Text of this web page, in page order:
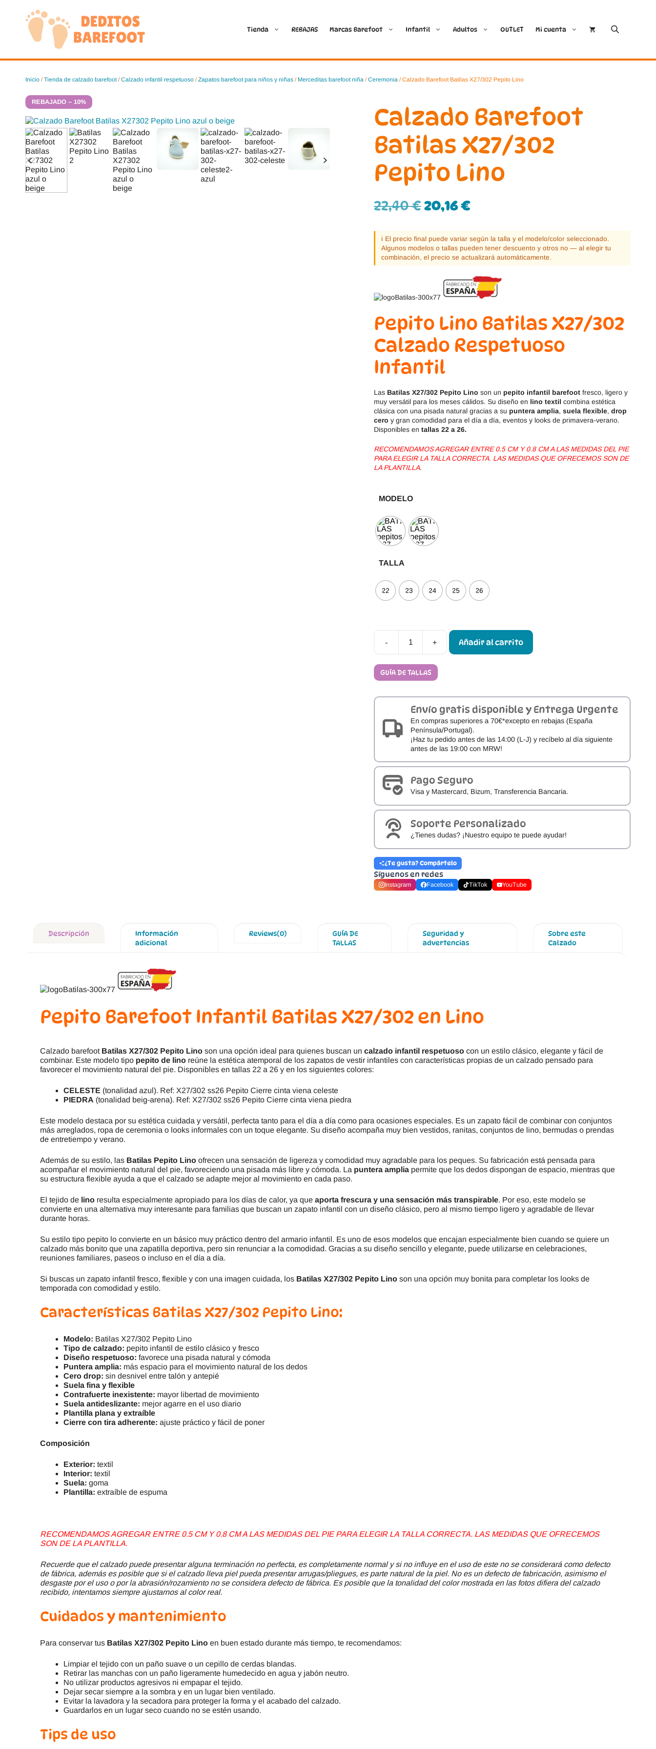
contenido
Tienda REBAJAS Marcas Barefoot
Ballop
Crave Barefoot
Coimbra
Batilas
Gioseppo
Cóndor
Deditos
Demax
FlexiNens
Koops
OldSoles
Stitch & Walk
Vivant
Dodo Shoes
Igor
Reima
Tikki
Zapy
Infantil Adultos OUTLET Mi cuenta
Inicio /Tienda de calzado barefoot/Calzado infantil respetuoso /Zapatos barefoot para niños y niñas / Merceditas barefoot niña /Ceremonia / Calzado Barefoot Batilas X27/302 Pepito Lino
REBAJADO – 10%
Calzado Barefoot
Batilas X27/302
Pepito Lino
22,40€20,16€
ℹ️ El precio final puede variar según la talla y el modelo/color seleccionado.
Algunos modelos o tallas pueden tener descuento y otros no — al elegir tu
combinación, el precio se actualizará automáticamente.
Pepito Lino Batilas X27/302
Calzado Respetuoso
Infantil
Las Batilas X27/302 Pepito Lino son un pepito infantil barefoot fresco, ligero y
muy versátil para los meses cálidos. Su diseño en lino textil combina estética
clásica con una pisada natural gracias a su puntera amplia, suela flexible, drop
cero y gran comodidad para el día a día, eventos y looks de primavera-verano.
Disponibles en tallas 22 a 26.
RECOMENDAMOS AGREGAR ENTRE 0.5 CM Y 0.8 CM A LAS MEDIDAS DEL PIE
PARA ELEGIR LA TALLA CORRECTA. LAS MEDIDAS QUE OFRECEMOS SON DE
LA PLANTILLA.
MODELO
TALLA
22 23 24 25 26
-
Calzado
Barefoot
Batilas
X27/302
Pepito
cantidad
+ Añadir al carrito
GUÍA DE TALLAS
Envío gratis disponible y Entrega Urgente
En compras superiores a 70€*excepto en rebajas (España
Península/Portugal).
¡Haz tu pedido antes de las 14:00 (L-J) y recíbelo al día siguiente
antes de las 19:00 con MRW!
Pago Seguro
Visa y Mastercard, Bizum, Transferencia Bancaria.
Soporte Personalizado
¿Tienes dudas? ¡Nuestro equipo te puede ayudar!
¿Te gusta? Compártelo
Síguenos en redes
Instagram Facebook TikTok YouTube
Descripción
Información
adicional
Reviews(0)
GUÍA DE
TALLAS
Seguridad y
advertencias
Sobre este
Calzado
Pepito Barefoot Infantil Batilas X27/302 en Lino
Calzado barefoot Batilas X27/302 Pepito Lino son una opción ideal para quienes buscan un calzado infantil respetuoso con un estilo clásico, elegante y fácil de
combinar. Este modelo tipo pepito de lino reúne la estética atemporal de los zapatos de vestir infantiles con características propias de un calzado pensado para
favorecer el movimiento natural del pie. Disponibles en tallas 22 a 26 y en los siguientes colores:
CELESTE (tonalidad azul). Ref: X27/302 ss26 Pepito Cierre cinta viena celeste
PIEDRA (tonalidad beig-arena). Ref: X27/302 ss26 Pepito Cierre cinta viena piedra
Este modelo destaca por su estética cuidada y versátil, perfecta tanto para el día a día como para ocasiones especiales. Es un zapato fácil de combinar con conjuntos
más arreglados, ropa de ceremonia o looks informales con un toque elegante. Su diseño acompaña muy bien vestidos, ranitas, conjuntos de lino, bermudas o prendas
de entretiempo y verano.
Además de su estilo, las Batilas Pepito Lino ofrecen una sensación de ligereza y comodidad muy agradable para los peques. Su fabricación está pensada para
acompañar el movimiento natural del pie, favoreciendo una pisada más libre y cómoda. La puntera amplia permite que los dedos dispongan de espacio, mientras que
su estructura flexible ayuda a que el calzado se adapte mejor al movimiento en cada paso.
El tejido de lino resulta especialmente apropiado para los días de calor, ya que aporta frescura y una sensación más transpirable. Por eso, este modelo se
convierte en una alternativa muy interesante para familias que buscan un zapato infantil con un diseño clásico, pero al mismo tiempo ligero y agradable de llevar
durante horas.
Su estilo tipo pepito lo convierte en un básico muy práctico dentro del armario infantil. Es uno de esos modelos que encajan especialmente bien cuando se quiere un
calzado más bonito que una zapatilla deportiva, pero sin renunciar a la comodidad. Gracias a su diseño sencillo y elegante, puede utilizarse en celebraciones,
reuniones familiares, paseos o incluso en el día a día.
Si buscas un zapato infantil fresco, flexible y con una imagen cuidada, los Batilas X27/302 Pepito Lino son una opción muy bonita para completar los looks de
temporada con comodidad y estilo.
Características Batilas X27/302 Pepito Lino:
Modelo: Batilas X27/302 Pepito Lino
Tipo de calzado: pepito infantil de estilo clásico y fresco
Diseño respetuoso: favorece una pisada natural y cómoda
Puntera amplia: más espacio para el movimiento natural de los dedos
Cero drop: sin desnivel entre talón y antepié
Suela fina y flexible
Contrafuerte inexistente: mayor libertad de movimiento
Suela antideslizante: mejor agarre en el uso diario
Plantilla plana y extraíble
Cierre con tira adherente: ajuste práctico y fácil de poner
Composición
Exterior: textil
Interior: textil
Suela: goma
Plantilla: extraíble de espuma
RECOMENDAMOS AGREGAR ENTRE 0.5 CM Y 0.8 CM A LAS MEDIDAS DEL PIE PARA ELEGIR LA TALLA CORRECTA. LAS MEDIDAS QUE OFRECEMOS
SON DE LA PLANTILLA.
Recuerde que el calzado puede presentar alguna terminación no perfecta, es completamente normal y si no influye en el uso de este no se considerará como defecto
de fábrica, además es posible que si el calzado lleva piel pueda presentar arrugas/pliegues, es parte natural de la piel. No es un defecto de fabricación, asimismo el
desgaste por el uso o por la abrasión/rozamiento no se considera defecto de fábrica. Es posible que la tonalidad del color mostrada en las fotos difiera del calzado
recibido, intentamos siempre ajustarnos al color real.
Cuidados y mantenimiento
Para conservar tus Batilas X27/302 Pepito Lino en buen estado durante más tiempo, te recomendamos:
Limpiar el tejido con un paño suave o un cepillo de cerdas blandas.
Retirar las manchas con un paño ligeramente humedecido en agua y jabón neutro.
No utilizar productos agresivos ni empapar el tejido.
Dejar secar siempre a la sombra y en un lugar bien ventilado.
Evitar la lavadora y la secadora para proteger la forma y el acabado del calzado.
Guardarlos en un lugar seco cuando no se estén usando.
Tips de uso